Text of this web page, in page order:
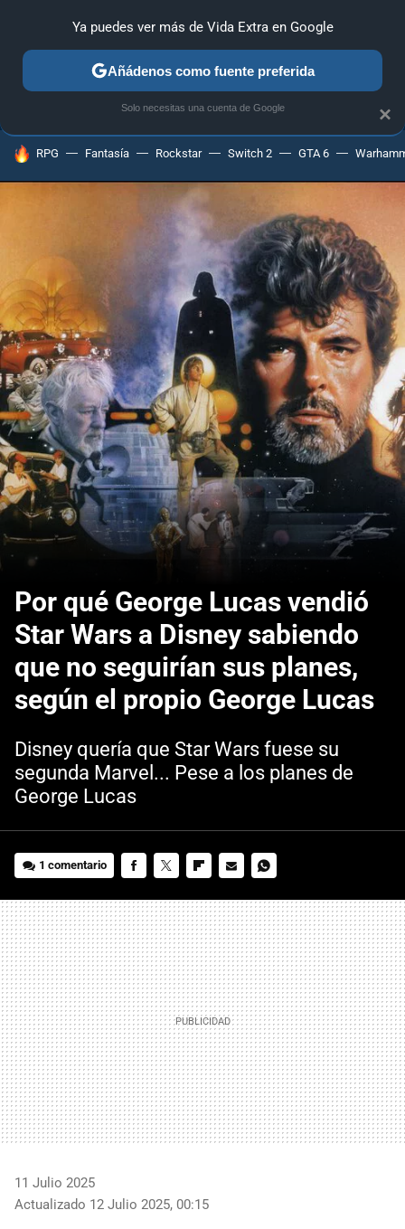
ANÁLISIS GUÍAS Y TRUCOS PC SONY NINTENDO
HOY SE HABLA DE
RPG Fantasía Rockstar Switch 2 GTA 6
Por qué George Lucas vendió
Star Wars a Disney sabiendo
que no seguirían sus planes,
según el propio George Lucas
Disney quería que Star Wars fuese su
segunda Marvel... Pese a los planes de
George Lucas
1 comentario
MAIL
11 Julio 2025
Actualizado 12 Julio 2025, 00:15
×
Ya puedes ver más de Vida Extra en Google
Añádenos como fuente preferida
Solo necesitas una cuenta de Google